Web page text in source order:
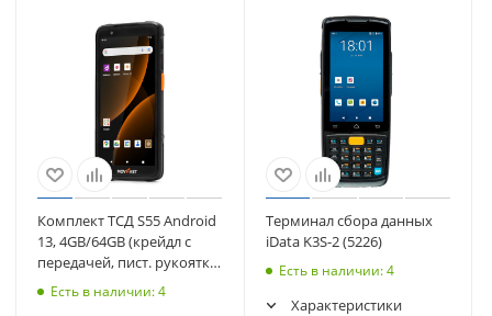
Комплект ТСД S55 Android
13, 4GB/64GB (крейдл с
передачей, пист. рукоятка,
чехол, стекло, ремешок)
Есть в наличии: 4
Терминал сбора данных
iData K3S-2 (5226)
Есть в наличии: 4
Характеристики